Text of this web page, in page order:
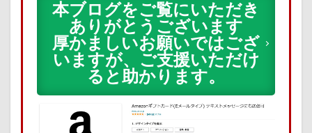
本ブログをご覧にいただき
ありがとうございます
厚かましいお願いではござ
いますが、ご支援いただけ
ると助かります。